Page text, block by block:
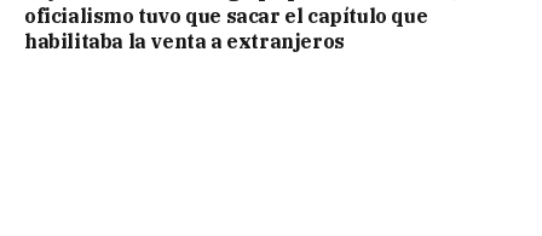
oficialismo tuvo que sacar el capítulo que
habilitaba la venta a extranjeros